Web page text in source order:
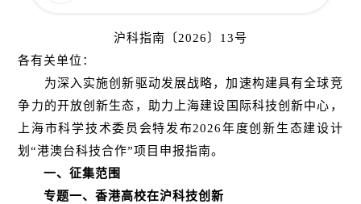
沪科指南〔2026〕13号
各有关单位：
为深入实施创新驱动发展战略，加速构建具有全球竞
争力的开放创新生态，助力上海建设国际科技创新中心，
上海市科学技术委员会特发布2026年度创新生态建设计
划“港澳台科技合作”项目申报指南。
一、征集范围
专题一、香港高校在沪科技创新